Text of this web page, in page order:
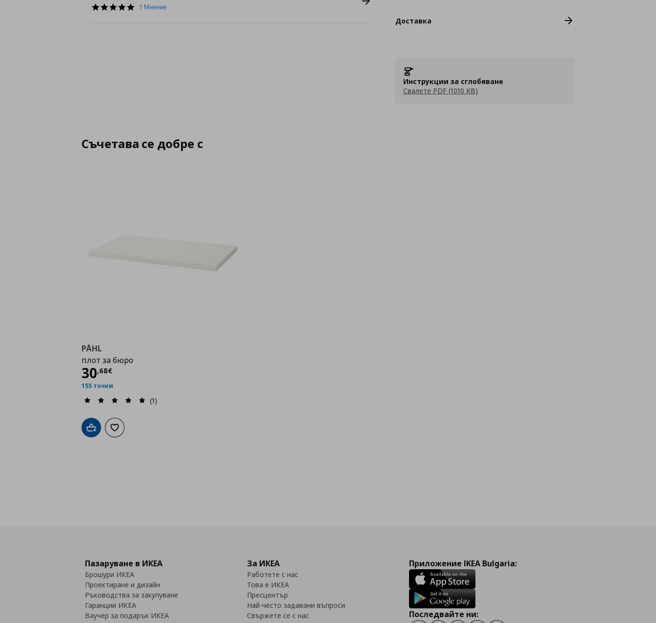
Доставка
Инструкции за сглобяване
Свалете PDF (1010 KB)
5.0
1 Мнение
Съчетава се добре с
PÅHL
плот за бюро
30,68€
Цена
155 точки
(1)
Добави в кошницата
Добави към списъка с любими
Пазаруване в ИКЕА
Брошури ИКЕА
Проектиране и дизайн
Ръководства за закупуване
Гаранции ИКЕА
Ваучер за подарък ИКЕА
За ИКЕА
Работете с нас
Това е ИКЕА
Пресцентър
Най-често задавани въпроси
Свържете се с нас
Приложение IKEA Bulgaria:
Последвайте ни: